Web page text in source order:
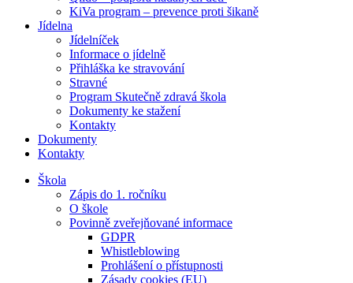
KiVa program – prevence proti šikaně
Jídelna
Jídelníček
Informace o jídelně
Přihláška ke stravování
Stravné
Program Skutečně zdravá škola
Dokumenty ke stažení
Kontakty
Dokumenty
Kontakty
Škola
Zápis do 1. ročníku
O škole
Povinně zveřejňované informace
GDPR
Whistleblowing
Prohlášení o přístupnosti
Zásady cookies (EU)